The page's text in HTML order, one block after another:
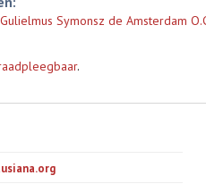
Gulielmus Symonsz de Amsterdam
.